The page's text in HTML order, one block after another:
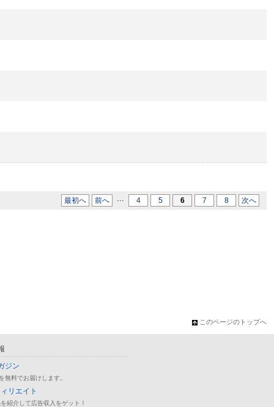
最初へ 前へ ... 4 5 6 7 8 次へ
このページのトップへ
ジン
無料でお届けします。
リエイト
紹介して広告収入をゲット！